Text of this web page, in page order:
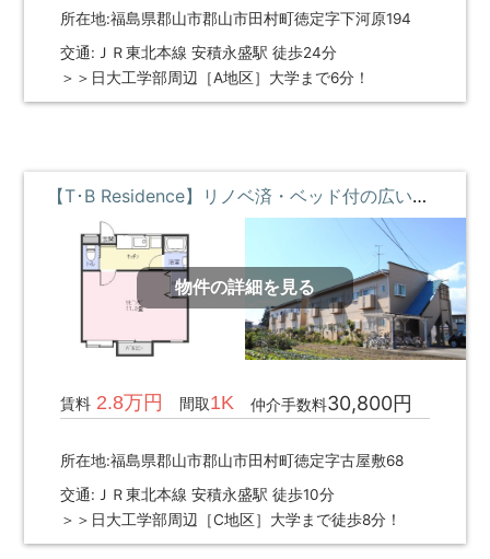
所在地:福島県郡山市郡山市田村町徳定字下河原194
交通:ＪＲ東北本線 安積永盛駅 徒歩24分
＞＞日大工学部周辺［A地区］大学まで6分！
【T･B Residence】リノベ済・ベッド付の広い部屋 ①階 **即入居募集中**
物件の詳細を見る
賃料2.8万円 間取1K 仲介手数料30,800円
所在地:福島県郡山市郡山市田村町徳定字古屋敷68
交通:ＪＲ東北本線 安積永盛駅 徒歩10分
＞＞日大工学部周辺［C地区］大学まで徒歩8分！